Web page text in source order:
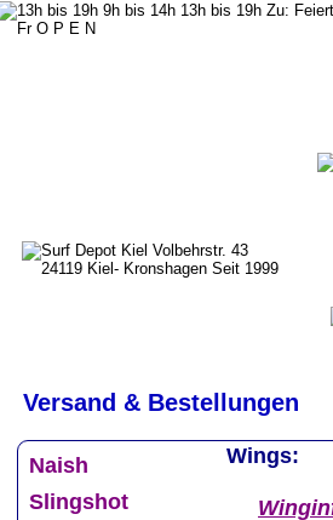
Naish
Slingshot
  Wings:
top
Versand & Bestellungen